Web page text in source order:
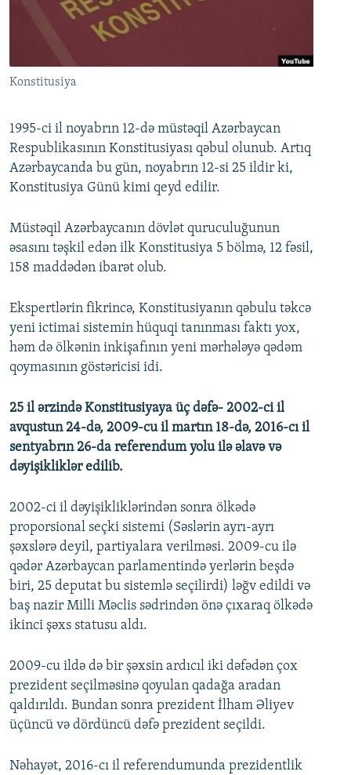
İNFOQRAFIKA
AZƏRBAYCAN ƏDƏBIYYATI KITABXANASI
İSLAM VƏ DEMOKRATIYA
MISSIYAMIZ
PEŞƏ ETIKASI VƏ JURNALISTIKA STANDARTLARIMIZ
BIZIMLƏ ƏLAQƏ
XƏBƏR BÜLLETENLƏRIMIZ
Konstitusiya
1995-ci il noyabrın 12-də müstəqil Azərbaycan
Respublikasının Konstitusiyası qəbul olunub. Artıq
Azərbaycanda bu gün, noyabrın 12-si 25 ildir ki,
Konstitusiya Günü kimi qeyd edilir.
Müstəqil Azərbaycanın dövlət quruculuğunun
əsasını təşkil edən ilk Konstitusiya 5 bölmə, 12 fəsil,
158 maddədən ibarət olub.
Ekspertlərin fikrincə, Konstitusiyanın qəbulu təkcə
yeni ictimai sistemin hüquqi tanınması faktı yox,
həm də ölkənin inkişafının yeni mərhələyə qədəm
qoymasının göstəricisi idi.
25 il ərzində Konstitusiyaya üç dəfə- 2002-ci il
avqustun 24-də, 2009-cu il martın 18-də, 2016-cı il
sentyabrın 26-da referendum yolu ilə əlavə və
dəyişikliklər edilib.
2002-ci il dəyişikliklərindən sonra ölkədə
proporsional seçki sistemi (Səslərin ayrı-ayrı
şəxslərə deyil, partiyalara verilməsi. 2009-cu ilə
qədər Azərbaycan parlamentində yerlərin beşdə
biri, 25 deputat bu sistemlə seçilirdi) ləğv edildi və
baş nazir Milli Məclis sədrindən önə çıxaraq ölkədə
ikinci şəxs statusu aldı.
2009-cu ildə də bir şəxsin ardıcıl iki dəfədən çox
prezident seçilməsinə qoyulan qadağa aradan
qaldırıldı. Bundan sonra prezident İlham Əliyev
üçüncü və dördüncü dəfə prezident seçildi.
Nəhayət, 2016-cı il referendumunda prezidentlik